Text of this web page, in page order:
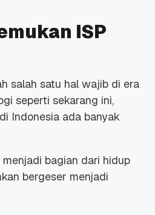
ISP
salah satu hal wajib di era
seperti sekarang ini,
Indonesia ada banyak
bagian dari hidup
bergeser menjadi